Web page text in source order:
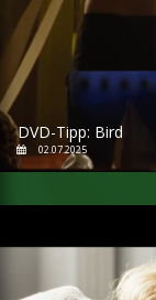
DVD-Tipp: Bird
02.07.2025